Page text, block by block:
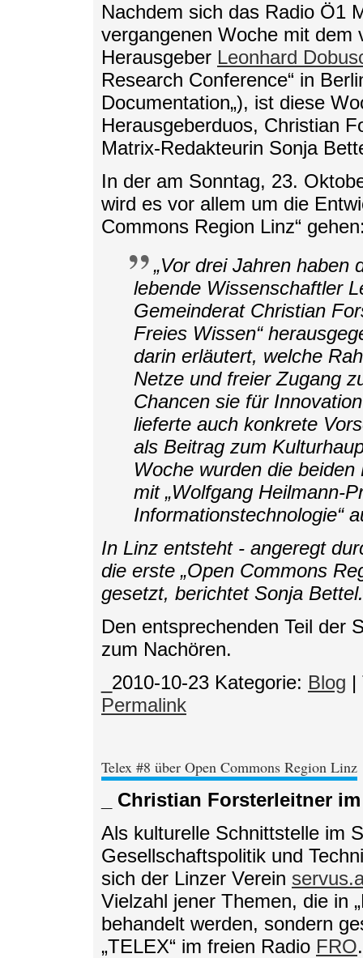
Nachdem sich das Radio Ö1
vergangenen Woche mit dem
Herausgeber Leonhard
Research Conference“ in
Documentation„), ist diese
Herausgeberduos, Christian
Matrix-Redakteurin Sonja
In der am Sonntag, 23.
wird es vor allem um die
Commons Region Linz“
„Vor drei Jahren haben
lebende Wissenschaftler
Gemeinderat Christian
Freies Wissen“
darin erläutert, welche
Netze und freier Zugang
Chancen sie für
lieferte auch konkrete
als Beitrag zum
Woche wurden die
mit „Wolfgang Heilmann-
Informationstechnologie“
In Linz entsteht - angeregt
die erste „Open Commons
gesetzt, berichtet Sonja
Den entsprechenden Teil der
zum Nachören.
_2010-10-23 Kategorie: Blog |
Permalink
Telex #8 über Open Commons Region Linz
_ Christian Forsterleitner
Als kulturelle Schnittstelle im
Gesellschaftspolitik und
sich der Linzer Verein
Vielzahl jener Themen, die in
behandelt werden, sondern
„TELEX“ im freien Radio FRO.